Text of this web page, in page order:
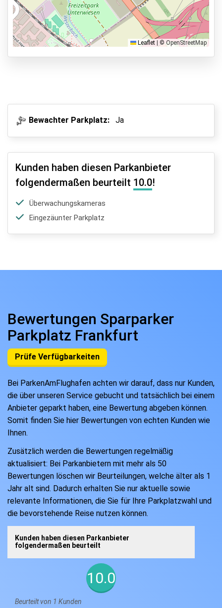
Shuttle Parken
Valet Parken
Park & Walk
Leaflet © OpenStreetMap
Bewachter Parkplatz: Ja
Kunden haben diesen Parkanbieter
folgendermaßen beurteilt 10.0!
Überwachungskameras
Eingezäunter Parkplatz
Bewertungen Sparparker
Parkplatz Frankfurt
Prüfe Verfügbarkeiten
Bei ParkenAmFlughafen achten wir darauf, dass nur Kunden,
die über unseren Service gebucht und tatsächlich bei einem
Anbieter geparkt haben, eine Bewertung abgeben können.
Somit finden Sie hier Bewertungen von echten Kunden wie
Ihnen.
Zusätzlich werden die Bewertungen regelmäßig
aktualisiert: Bei Parkanbietern mit mehr als 50
Bewertungen löschen wir Beurteilungen, welche älter als 1
Jahr alt sind. Dadurch erhalten Sie nur aktuelle sowie
relevante Informationen, die Sie für Ihre Parkplatzwahl und
die bevorstehende Reise nutzen können.
Kunden haben diesen Parkanbieter
folgendermaßen beurteilt
10.0
Beurteilt von 1 Kunden